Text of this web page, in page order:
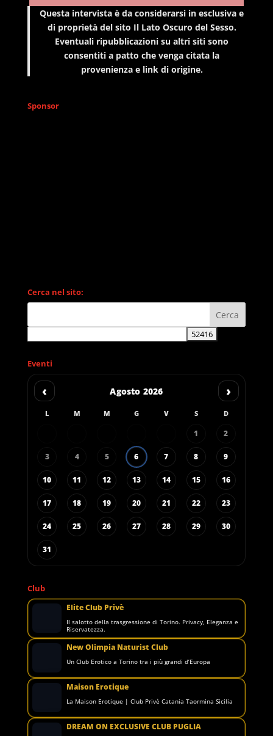
Questa intervista è da considerarsi in esclusiva e
di proprietà del sito Il Lato Oscuro del Sesso.
Eventuali ripubblicazioni su altri siti sono
consentiti a patto che venga citata la
provenienza e link di origine.
Sponsor
Cerca nel sito:
Eventi
‹ Agosto 2026 ›
L M M G V S D
1 2
3 4 5 6 7 8 9
10 11 12 13 14 15 16
17 18 19 20 21 22 23
24 25 26 27 28 29 30
31
Club
Elite Club Privè
Il salotto della trasgressione di Torino. Privacy, Eleganza e
Riservatezza.
New Olimpia Naturist Club
Un Club Erotico a Torino tra i più grandi d’Europa
Maison Erotique
La Maison Erotique | Club Privè Catania Taormina Sicilia
DREAM ON EXCLUSIVE CLUB PUGLIA